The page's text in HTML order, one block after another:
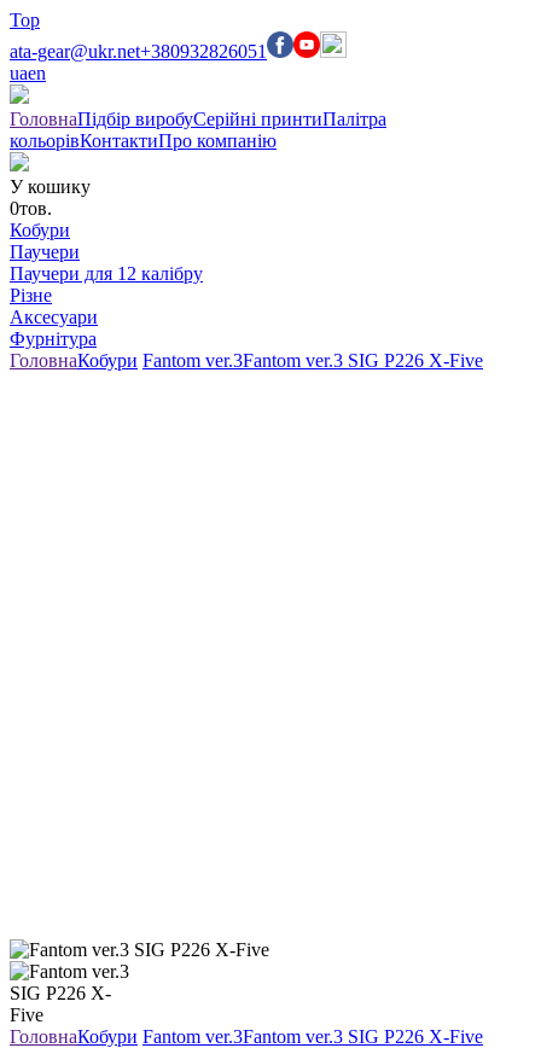
Top
ata-gear@ukr.net+380932826051
uaen
ГоловнаПідбір виробуСерійні принтиПалітра
кольорівКонтактиПро компанію
У кошику
0тов.
Кобури
Паучери
Паучери для 12 калібру
Різне
Аксесуари
Фурнітура
ГоловнаКобури Fantom ver.3Fantom ver.3 SIG P226 X-Five
ГоловнаКобури Fantom ver.3Fantom ver.3 SIG P226 X-Five